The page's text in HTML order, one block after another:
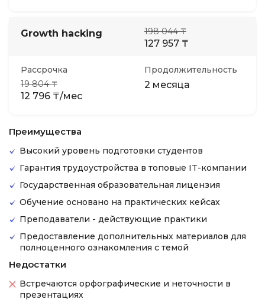
Growth hacking 198 044 ₸
127 957 ₸
Рассрочка
19 804 ₸
12 796 ₸/мес
Продолжительность
2 месяца
Преимущества
Высокий уровень подготовки студентов
Гарантия трудоустройства в топовые IT-компании
Государственная образовательная лицензия
Обучение основано на практических кейсах
Преподаватели - действующие практики
Предоставление дополнительных материалов для
полноценного ознакомления с темой
Недостатки
Встречаются орфографические и неточности в
презентациях